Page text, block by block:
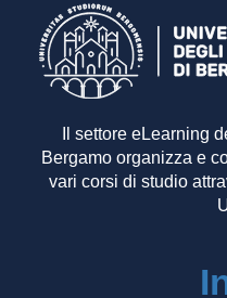
Il settore eLearning
Bergamo organizza e
vari corsi di studio